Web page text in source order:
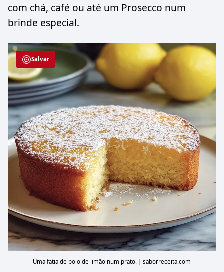
com chá, café ou até um Prosecco num
brinde especial.
Salvar
Uma fatia de bolo de limão num prato. | saborreceita.com